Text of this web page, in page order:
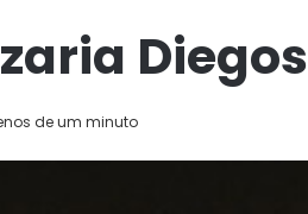
Diegos
de um minuto